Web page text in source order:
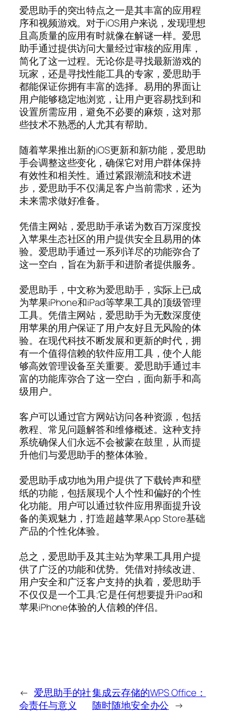
爱思助手的突出特点之一是其丰富的应用程
序和视频游戏。对于iOS用户来说，发现理想
且高质量的应用有时就像在解谜一样。爱思
助手通过提供访问大量经过审核的应用库，
简化了这一过程。无论你是寻找最新游戏的
玩家，还是寻找性能工具的专家，爱思助手
都能保证你拥有丰富的选择。易用的界面让
用户能够稳定地浏览，让用户更容易找到和
设置所需应用，避免不必要的麻烦，这对那
些技术不熟悉的人尤其有帮助。
随着苹果推出新的iOS更新和新功能，爱思助
手会调整这些变化，确保它对用户群体保持
有效性和相关性。通过紧跟潮流和技术进
步，爱思助手不仅满足客户当前需求，还为
未来需求做好准备。
凭借主网站，爱思助手承诺为数百万深度投
入苹果生态社区的用户提供安全且易用的体
验。爱思助手通过一系列详尽的功能弥合了
这一空白，旨在为新手和进阶者提供服务。
爱思助手，中文称为爱思助手，实际上已成
为苹果iPhone和iPad等苹果工具的顶级管理
工具。凭借主网站，爱思助手为无数深度使
用苹果的用户保证了用户友好且无风险的体
验。在现代科技不断发展和更新的时代，拥
有一个值得信赖的软件应用工具，使个人能
够高效管理设备至关重要。爱思助手通过丰
富的功能库弥合了这一空白，面向新手和高
级用户。
客户可以通过官方网站访问各种资源，包括
教程、常见问题解答和维修概述。这种支持
系统确保人们永远不会被蒙在鼓里，从而提
升他们与爱思助手的整体体验。
爱思助手成功地为用户提供了下载铃声和壁
纸的功能，包括展现个人个性和偏好的个性
化功能。用户可以通过软件应用界面提升设
备的美观魅力，打造超越苹果App Store基础
产品的个性化体验。
总之，爱思助手及其主站为苹果工具用户提
供了广泛的功能和优势。凭借对持续改进、
用户安全和广泛客户支持的执着，爱思助手
不仅仅是一个工具;它是任何想要提升iPad和
苹果iPhone体验的人信赖的伴侣。
← 爱思助手的社
会责任与意义
集成云存储的WPS Office：
随时随地安全办公 →